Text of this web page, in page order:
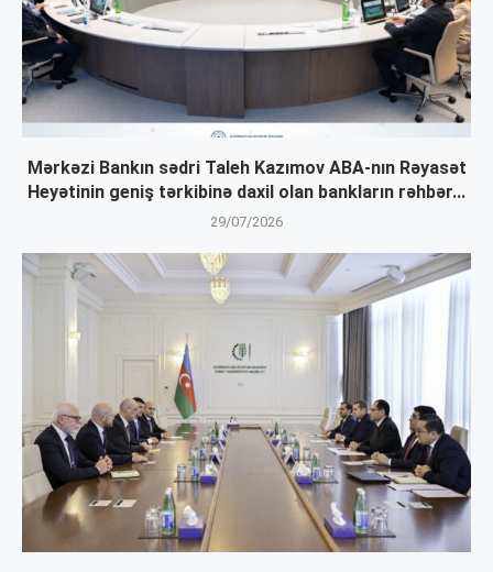
Mərkəzi Bankın sədri Taleh Kazımov ABA-nın Rəyasət
Heyətinin geniş tərkibinə daxil olan bankların rəhbər...
29/07/2026